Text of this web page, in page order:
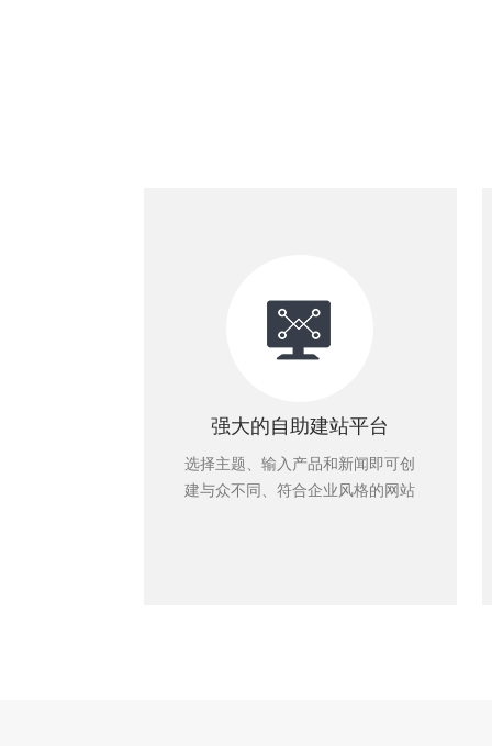
强大的自助建站平台
选择主题、输入产品和新闻即可创
建与众不同、符合企业风格的网站